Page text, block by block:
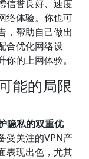
信誉良好、速度
络体验。你也可
，帮助自己做出
合优化网络设
的上网体验。
能的局限
隐私的双重优
受关注的VPN产
表现出色，尤其